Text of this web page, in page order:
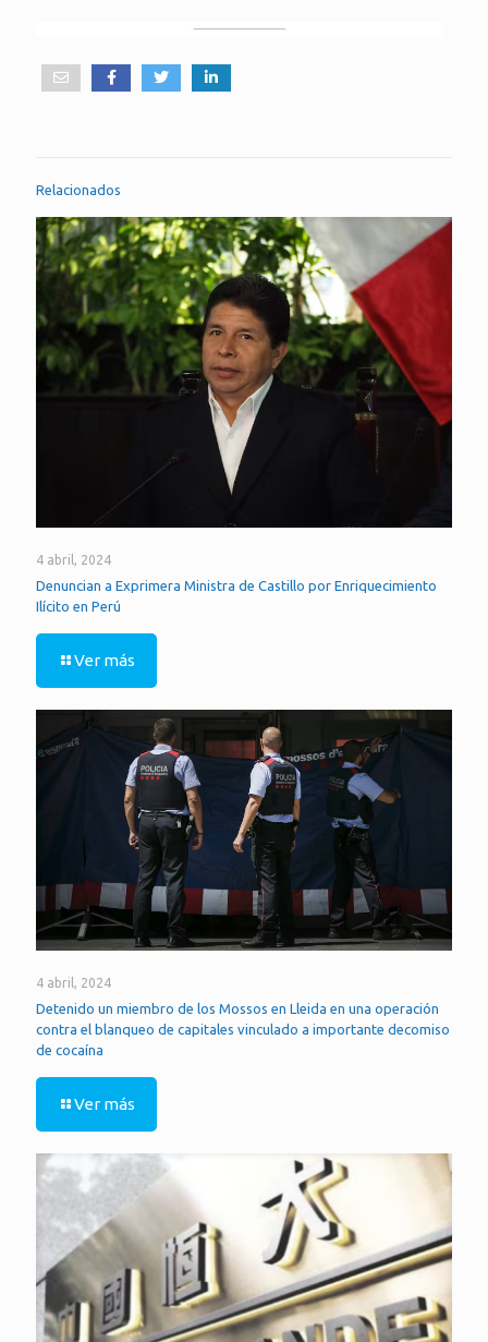
Relacionados
4 abril, 2024
Denuncian a Exprimera Ministra de Castillo por Enriquecimiento
Ilícito en Perú
Ver más
4 abril, 2024
Detenido un miembro de los Mossos en Lleida en una operación
contra el blanqueo de capitales vinculado a importante decomiso
de cocaína
Ver más